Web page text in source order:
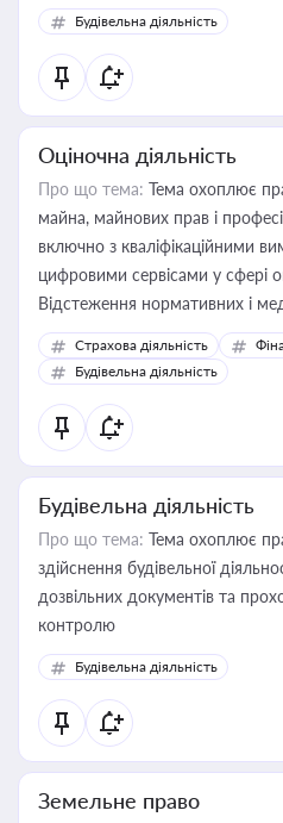
Будівельна діяльність
Оціночна діяльність
Про що тема: Тема охоплює
майна, майнових прав і
включно з кваліфікаційними
цифровими сервісами у сфері
Відстеження нормативних і
корисне для власника бізнесу,
бухгалтера під час
державного майна,
статусу суб'єктів оціночної
Страхова діяльність
Будівельна діяльність
Будівельна діяльність
Про що тема: Тема охоплює
здійснення будівельної
дозвільних документів та
контролю
Будівельна діяльність
Земельне право